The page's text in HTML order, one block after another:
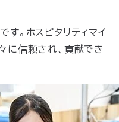
。ホスピタリティマイ
に信頼され、貢献でき